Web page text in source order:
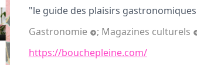
"le guide des plaisirs
Gastronomie
; Magazines culturels
https://bouchepleine.com/